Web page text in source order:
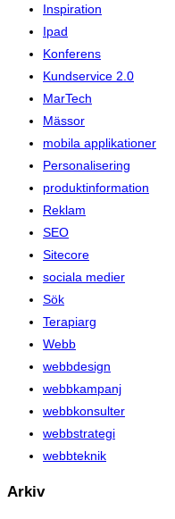
Inspiration
Ipad
Konferens
Kundservice 2.0
MarTech
Mässor
mobila applikationer
Personalisering
produktinformation
Reklam
SEO
Sitecore
sociala medier
Sök
Terapiarg
Webb
webbdesign
webbkampanj
webbkonsulter
webbstrategi
webbteknik
Arkiv